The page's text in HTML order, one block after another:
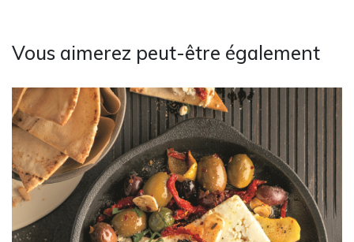
Vous aimerez peut-être également